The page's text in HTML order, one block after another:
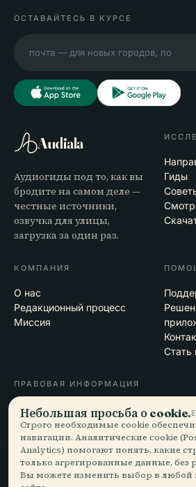
ОСТАВАЙТЕСЬ В КУРСЕ
Audiala
Аудиогиды под то, как вы
бродите на самом деле —
честные источники,
озвучка для улицы,
загрузка за один раз.
Гиды
КОМПАНИЯ
О нас
Редакционный процесс
Миссия
Стать
ПРАВОВАЯ ИНФОРМАЦИЯ
Конфиденциальность
Условия
Настройки cookie
Удалить аккаунт
Небольшая просьба о cookie.
Строго необходимые cookie
навигации. Аналитические cookie
Analytics) помогают понять, какие
только агрегированные данные,
Вы можете изменить выбор в любой